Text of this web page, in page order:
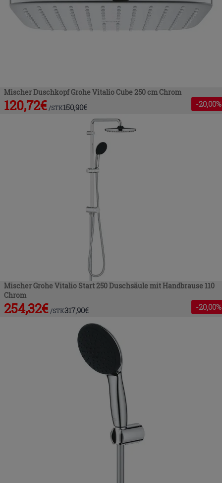
Mischer Duschkopf Grohe Vitalio Cube 250 cm Chrom
120,72€ /STK150,90€ -20,00%
Mischer Grohe Vitalio Start 250 Duschsäule mit Handbrause 110
Chrom
254,32€ /STK317,90€ -20,00%